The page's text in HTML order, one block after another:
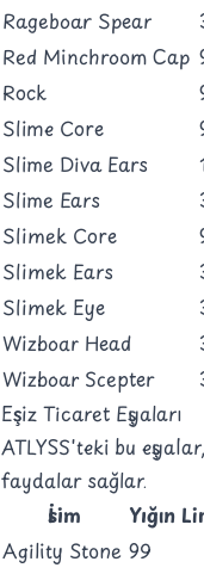
Rageboar Spear
Red Minchroom Cap
Rock
Slime Core
Slime Diva Ears
Slime Ears
Slimek Core
Slimek Ears
Slimek Eye
Wizboar Head
Wizboar Scepter
Eşsiz Ticaret Eşyaları
ATLYSS'teki bu
faydalar sağlar.
İsim
Yığın
Agility Stone 99